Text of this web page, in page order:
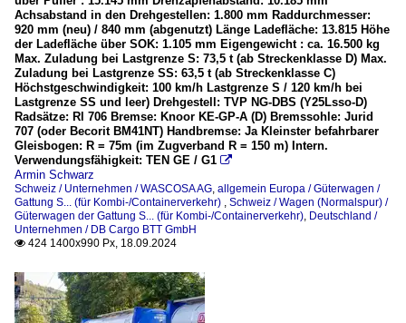
Achsabstand in den Drehgestellen: 1.800 mm Raddurchmesser:
920 mm (neu) / 840 mm (abgenutzt) Länge Ladefläche: 13.815 Höhe
der Ladefläche über SOK: 1.105 mm Eigengewicht : ca. 16.500 kg
Max. Zuladung bei Lastgrenze S: 73,5 t (ab Streckenklasse D) Max.
Zuladung bei Lastgrenze SS: 63,5 t (ab Streckenklasse C)
Höchstgeschwindigkeit: 100 km/h Lastgrenze S / 120 km/h bei
Lastgrenze SS und leer) Drehgestell: TVP NG-DBS (Y25Lsso-D)
Radsätze: Rl 706 Bremse: Knoor KE-GP-A (D) Bremssohle: Jurid
707 (oder Becorit BM41NT) Handbremse: Ja Kleinster befahrbarer
Gleisbogen: R = 75m (im Zugverband R = 150 m) Intern.
Verwendungsfähigkeit: TEN GE / G1 
Armin Schwarz
Schweiz / Unternehmen / WASCOSA AG, allgemein Europa / Güterwagen /
Gattung S... (für Kombi-/Containerverkehr) , Schweiz / Wagen (Normalspur) /
Güterwagen der Gattung S... (für Kombi-/Containerverkehr), Deutschland /
Unternehmen / DB Cargo BTT GmbH
 424 1400x990 Px, 18.09.2024